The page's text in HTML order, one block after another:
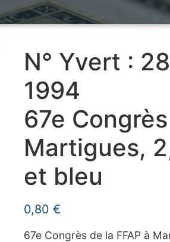
N° Yvert :
1994
67e
Martigues,
et bleu
0,80 €
67e Congrès de la FFAP à